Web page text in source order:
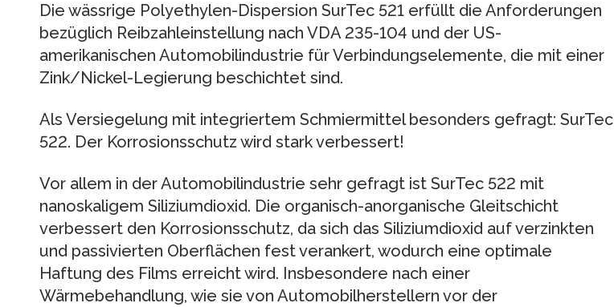
Die wässrige Polyethylen-Dispersion SurTec 521 erfüllt die Anforderungen
bezüglich Reibzahleinstellung nach VDA 235-104 und der US-
amerikanischen Automobilindustrie für Verbindungselemente, die mit einer
Zink/Nickel-Legierung beschichtet sind.
Als Versiegelung mit integriertem Schmiermittel besonders gefragt: SurTec
522. Der Korrosionsschutz wird stark verbessert!
Vor allem in der Automobilindustrie sehr gefragt ist SurTec 522 mit
nanoskaligem Siliziumdioxid. Die organisch-anorganische Gleitschicht
verbessert den Korrosionsschutz, da sich das Siliziumdioxid auf verzinkten
und passivierten Oberflächen fest verankert, wodurch eine optimale
Haftung des Films erreicht wird. Insbesondere nach einer
Wärmebehandlung, wie sie von Automobilherstellern vor der